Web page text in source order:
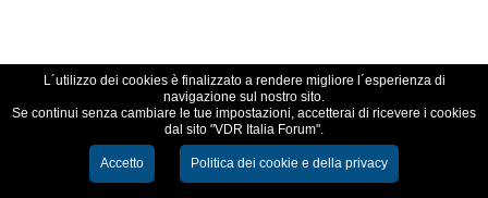
L´utilizzo dei cookies è finalizzato a rendere migliore l´esperienza di
navigazione sul nostro sito.
Se continui senza cambiare le tue impostazioni, accetterai di ricevere i cookies
dal sito "VDR Italia Forum".
Accetto Politica dei cookie e della privacy